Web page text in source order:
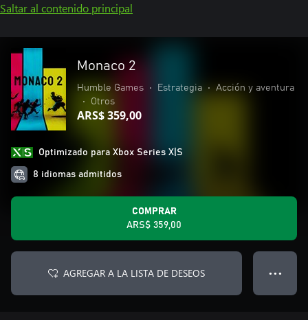
Saltar al contenido principal
Monaco 2
Humble Games • Estrategia •
Acción y aventura
•
Otros
ARS$ 359,00
Optimizado para Xbox Series X|S
8 idiomas admitidos
COMPRAR
ARS$ 359,00
AGREGAR A LA LISTA DE DESEOS ● ● ●